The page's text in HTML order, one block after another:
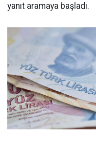
yanıt aramaya başladı.